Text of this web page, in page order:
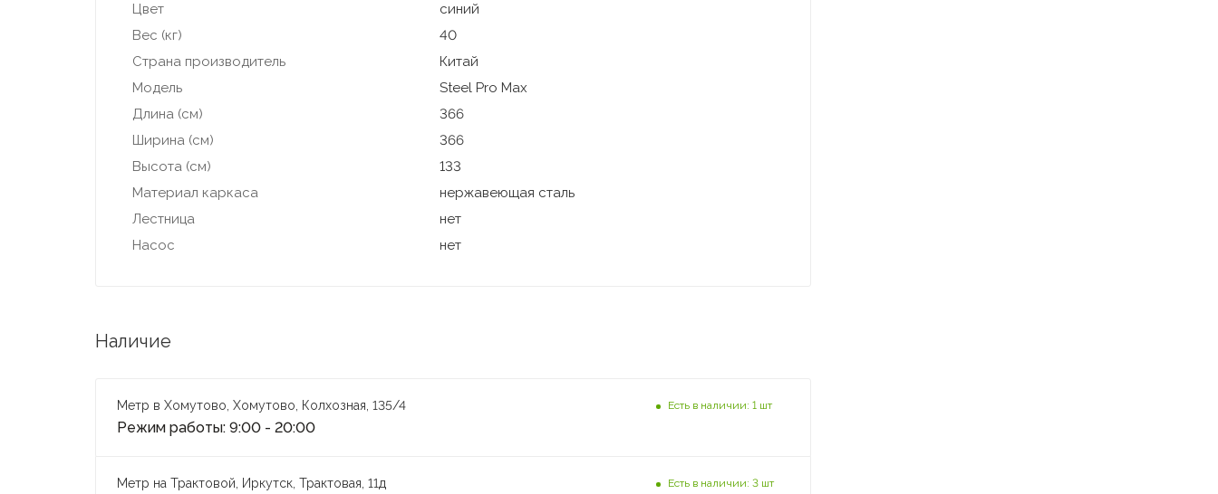
Цвет
синий
Вес (кг)
40
Страна производитель
Китай
Модель
Steel Pro Max
Длина (см)
366
Ширина (см)
366
Высота (см)
133
Материал каркаса
нержавеющая сталь
Лестница
нет
Насос
нет
Наличие
Метр в Хомутово, Хомутово, Колхозная, 135/4
Режим работы: 9:00 - 20:00
Есть в наличии: 1 шт
Метр на Трактовой, Иркутск, Трактовая, 11д Есть в наличии: 3 шт